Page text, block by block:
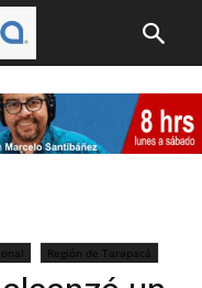
Región de Tarapacá